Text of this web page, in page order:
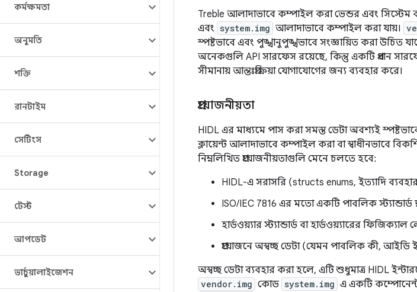
কর্মক্ষমতা
অনুমতি
শক্তি
রানটাইম
সেটিংস
Storage
টেস্ট
আপডেট
ভার্চুয়ালাইজেশন
Treble আলাদাভাবে কম্পাইল করা ভেন্ডর এবং
এবং system.img আলাদাভাবে কম্পাইল করা যায়।
স্পষ্টভাবে এবং পুঙ্খানুপুঙ্খভাবে সংজ্ঞায়িত করা উচিত
অনেকগুলি API সারফেস রয়েছে, কিন্তু একটি প্রধান
সীমানায় আন্তঃপ্রক্রিয়া যোগাযোগের জন্য ব্যবহার করে।
প্রয়োজনীয়তা
HIDL এর মাধ্যমে পাস করা সমস্ত ডেটা অবশ্যই
ক্লায়েন্ট আলাদাভাবে কম্পাইল করা বা স্বাধীনভাবে
নিম্নলিখিত প্রয়োজনীয়তাগুলি মেনে চলতে হবে:
HIDL-এ সরাসরি (structs enums, ইত্যাদি
ISO/IEC 7816 এর মতো একটি পাবলিক স্ট্যান্ডার্ড
হার্ডওয়্যার স্ট্যান্ডার্ড বা হার্ডওয়্যারের
প্রয়োজনে অস্বচ্ছ ডেটা (যেমন পাবলিক কী, আইডি
অস্বচ্ছ ডেটা ব্যবহার করা হলে, এটি শুধুমাত্র HIDL
vendor.img কোড system.img এ একটি কম্পোনেন্ট